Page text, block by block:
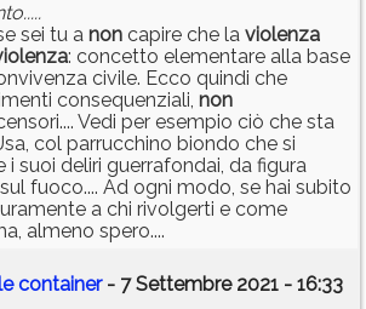
sei tu a non capire che la violenza
: concetto elementare alla base
civile. Ecco quindi che
consequenziali, non
Vedi per esempio ciò che sta
col parrucchino biondo che si
i suoi deliri guerrafondai, da figura
fuoco.... Ad ogni modo, se hai subito
a chi rivolgerti e come
almeno spero....
container- 7 Settembre 2021 - 16:33